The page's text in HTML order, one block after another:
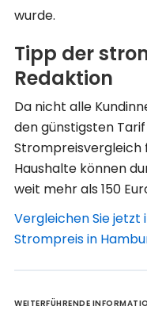
wurde.
Tipp der
Redaktion
Da nicht alle
den günstigsten
Strompreisvergleich
Haushalte können
weit mehr als 150
Vergleichen Sie
Strompreis in
WEITERFÜHRENDE